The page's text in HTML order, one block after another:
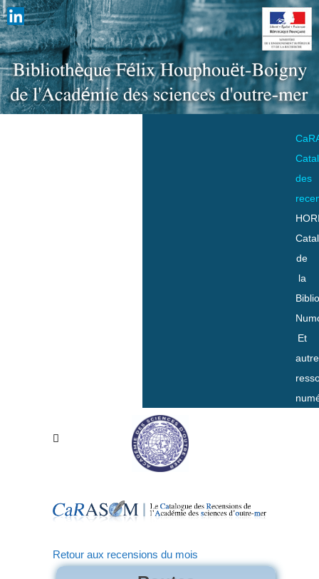
des
de
la
Et
Retour aux recensions du mois